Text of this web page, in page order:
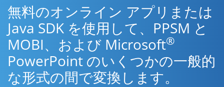
無料のオンライン アプリまたは
Java SDK を使用して、PPSM と
MOBI、および Microsoft®
PowerPoint のいくつかの一般的
な形式の間で変換します。